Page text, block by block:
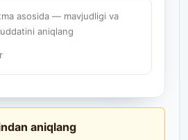
asosida — mavjudligi va
aniqlang
aniqlang